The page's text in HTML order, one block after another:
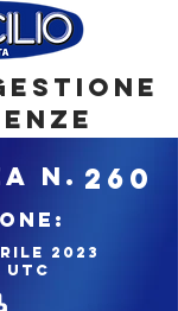
260
N.
2023